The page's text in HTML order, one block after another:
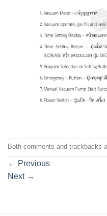
Both comments and trackbacks
← Previous
Next →